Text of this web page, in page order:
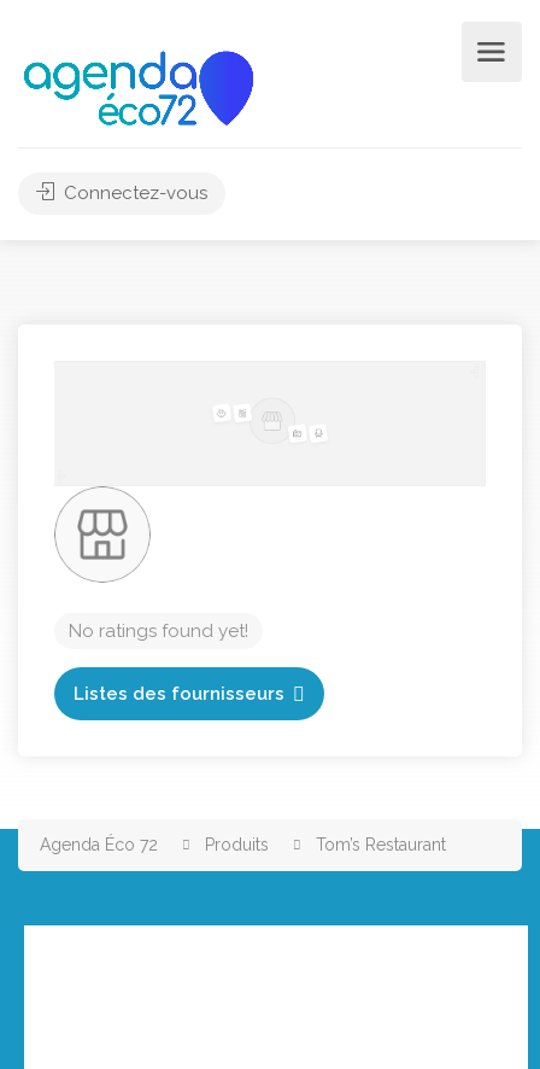
Connectez-vous
No ratings found yet!
Listes des fournisseurs
Agenda Éco 72 Produits Tom’s Restaurant